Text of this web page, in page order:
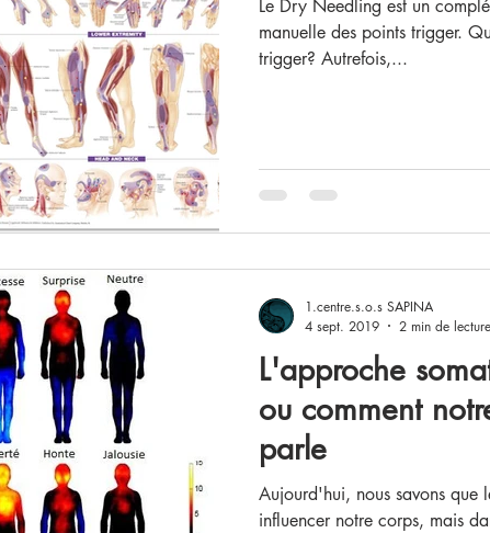
Le Dry Needling est un complément efficace de la thérapie
manuelle des points trigger.
trigger? Autrefois,...
L'approche
ou comment
parle
Aujourd'hui, nous savons que
influencer notre corps, mais
1.centre.s.o.s SAPINA
4 sept. 2019
2 min de lecture